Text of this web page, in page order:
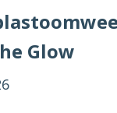
Glow